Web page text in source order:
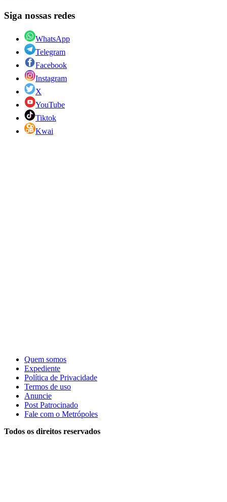
Siga nossas redes
WhatsApp
Telegram
Facebook
Instagram
X
YouTube
Tiktok
Kwai
Quem somos
Expediente
Política de Privacidade
Termos de uso
Anuncie
Post Patrocinado
Fale com o Metrópoles
Todos os direitos reservados